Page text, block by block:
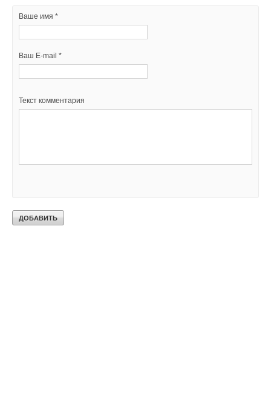
Ваше имя *
Ваш E-mail *
Текст комментария